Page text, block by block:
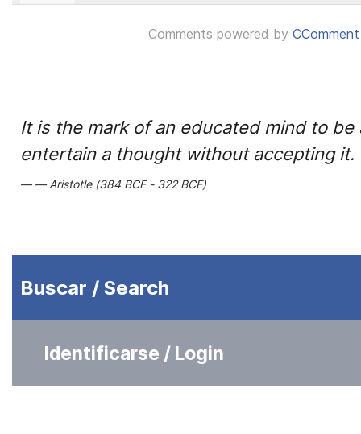
Comments powered by CComment
It is the mark of an educated mind to be
entertain a thought without accepting it.
Aristotle (384 BCE - 322 BCE)
Buscar / Search
Identificarse / Login